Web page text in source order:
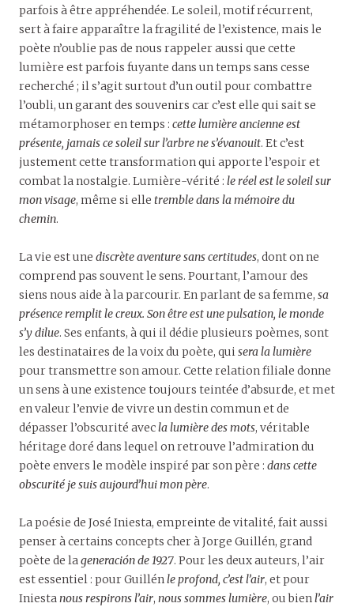
parfois à être appréhendée. Le soleil, motif récurrent,
sert à faire apparaître la fragilité de l’existence, mais le
poète n’oublie pas de nous rappeler aussi que cette
lumière est parfois fuyante dans un temps sans cesse
recherché ; il s’agit surtout d’un outil pour combattre
l’oubli, un garant des souvenirs car c’est elle qui sait se
métamorphoser en temps : cette lumière ancienne est
présente, jamais ce soleil sur l’arbre ne s’évanouit. Et c’est
justement cette transformation qui apporte l’espoir et
combat la nostalgie. Lumière-vérité : le réel est le soleil sur
mon visage, même si elle tremble dans la mémoire du
chemin.
La vie est une discrète aventure sans certitudes, dont on ne
comprend pas souvent le sens. Pourtant, l’amour des
siens nous aide à la parcourir. En parlant de sa femme, sa
présence remplit le creux. Son être est une pulsation, le monde
s’y dilue. Ses enfants, à qui il dédie plusieurs poèmes, sont
les destinataires de la voix du poète, quisera la lumière
pour transmettre son amour. Cette relation filiale donne
un sens à une existence toujours teintée d’absurde, et met
en valeur l’envie de vivre un destin commun et de
dépasser l’obscurité avecla lumière des mots, véritable
héritage doré dans lequel on retrouve l’admiration du
poète envers le modèle inspiré par son père : dans cette
obscurité je suis aujourd’hui mon père.
La poésie de José Iniesta, empreinte de vitalité, fait aussi
penser à certains concepts cher à Jorge Guillén, grand
poète de lageneración de 1927. Pour les deux auteurs, l’air
est essentiel : pour Guillénle profond, c’est l’air, et pour
Iniestanous respirons l’air, nous sommes lumière, ou bienl’air